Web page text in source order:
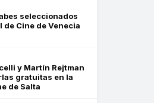
seleccionados
de Cine de Venecia
y Martín Rejtman
gratuitas en la
de Salta